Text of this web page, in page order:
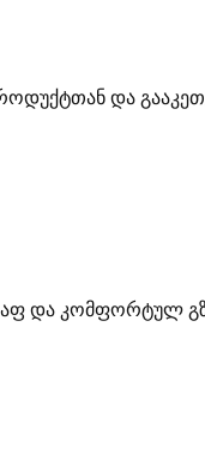
და
და კომფორტულ